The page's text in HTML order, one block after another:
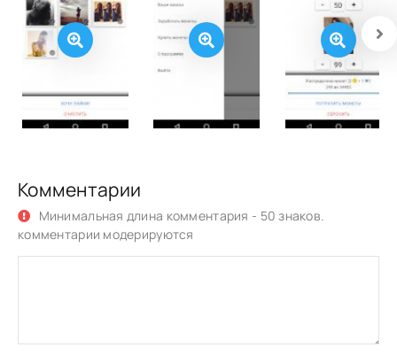
Комментарии
Минимальная длина комментария - 50 знаков.
комментарии модерируются